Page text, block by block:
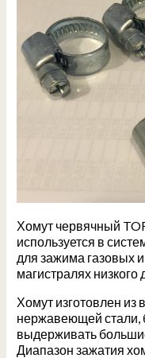
Хомут червячный
используется в
для зажима газовых
магистралях низкого
Хомут изготовлен из
нержавеющей стали,
выдерживать
Диапазон зажатия